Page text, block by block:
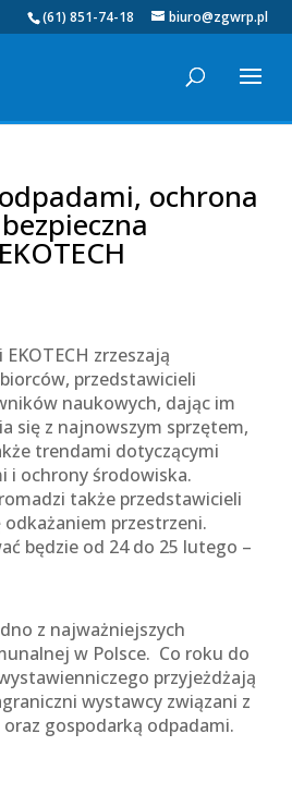
(61) 851-74-18 biuro@zgwrp.pl
ochrona
zrzeszają
przedstawicieli
naukowych, dając im
się z najnowszym sprzętem,
trendami dotyczącymi
i ochrony środowiska.
także przedstawicieli
przestrzeni.
będzie od 24 do 25 lutego –
z najważniejszych
w Polsce. Co roku do
przyjeżdżają
wystawcy związani z
gospodarką odpadami.